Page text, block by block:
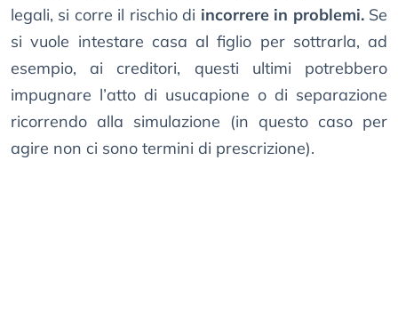
legali, si corre il rischio di incorrere in problemi.Se
si vuole intestare casa al figlio per sottrarla, ad
esempio, ai creditori, questi ultimi potrebbero
impugnare l’atto di usucapione o di separazione
ricorrendo alla simulazione (in questo caso per
agire non ci sono termini di prescrizione).